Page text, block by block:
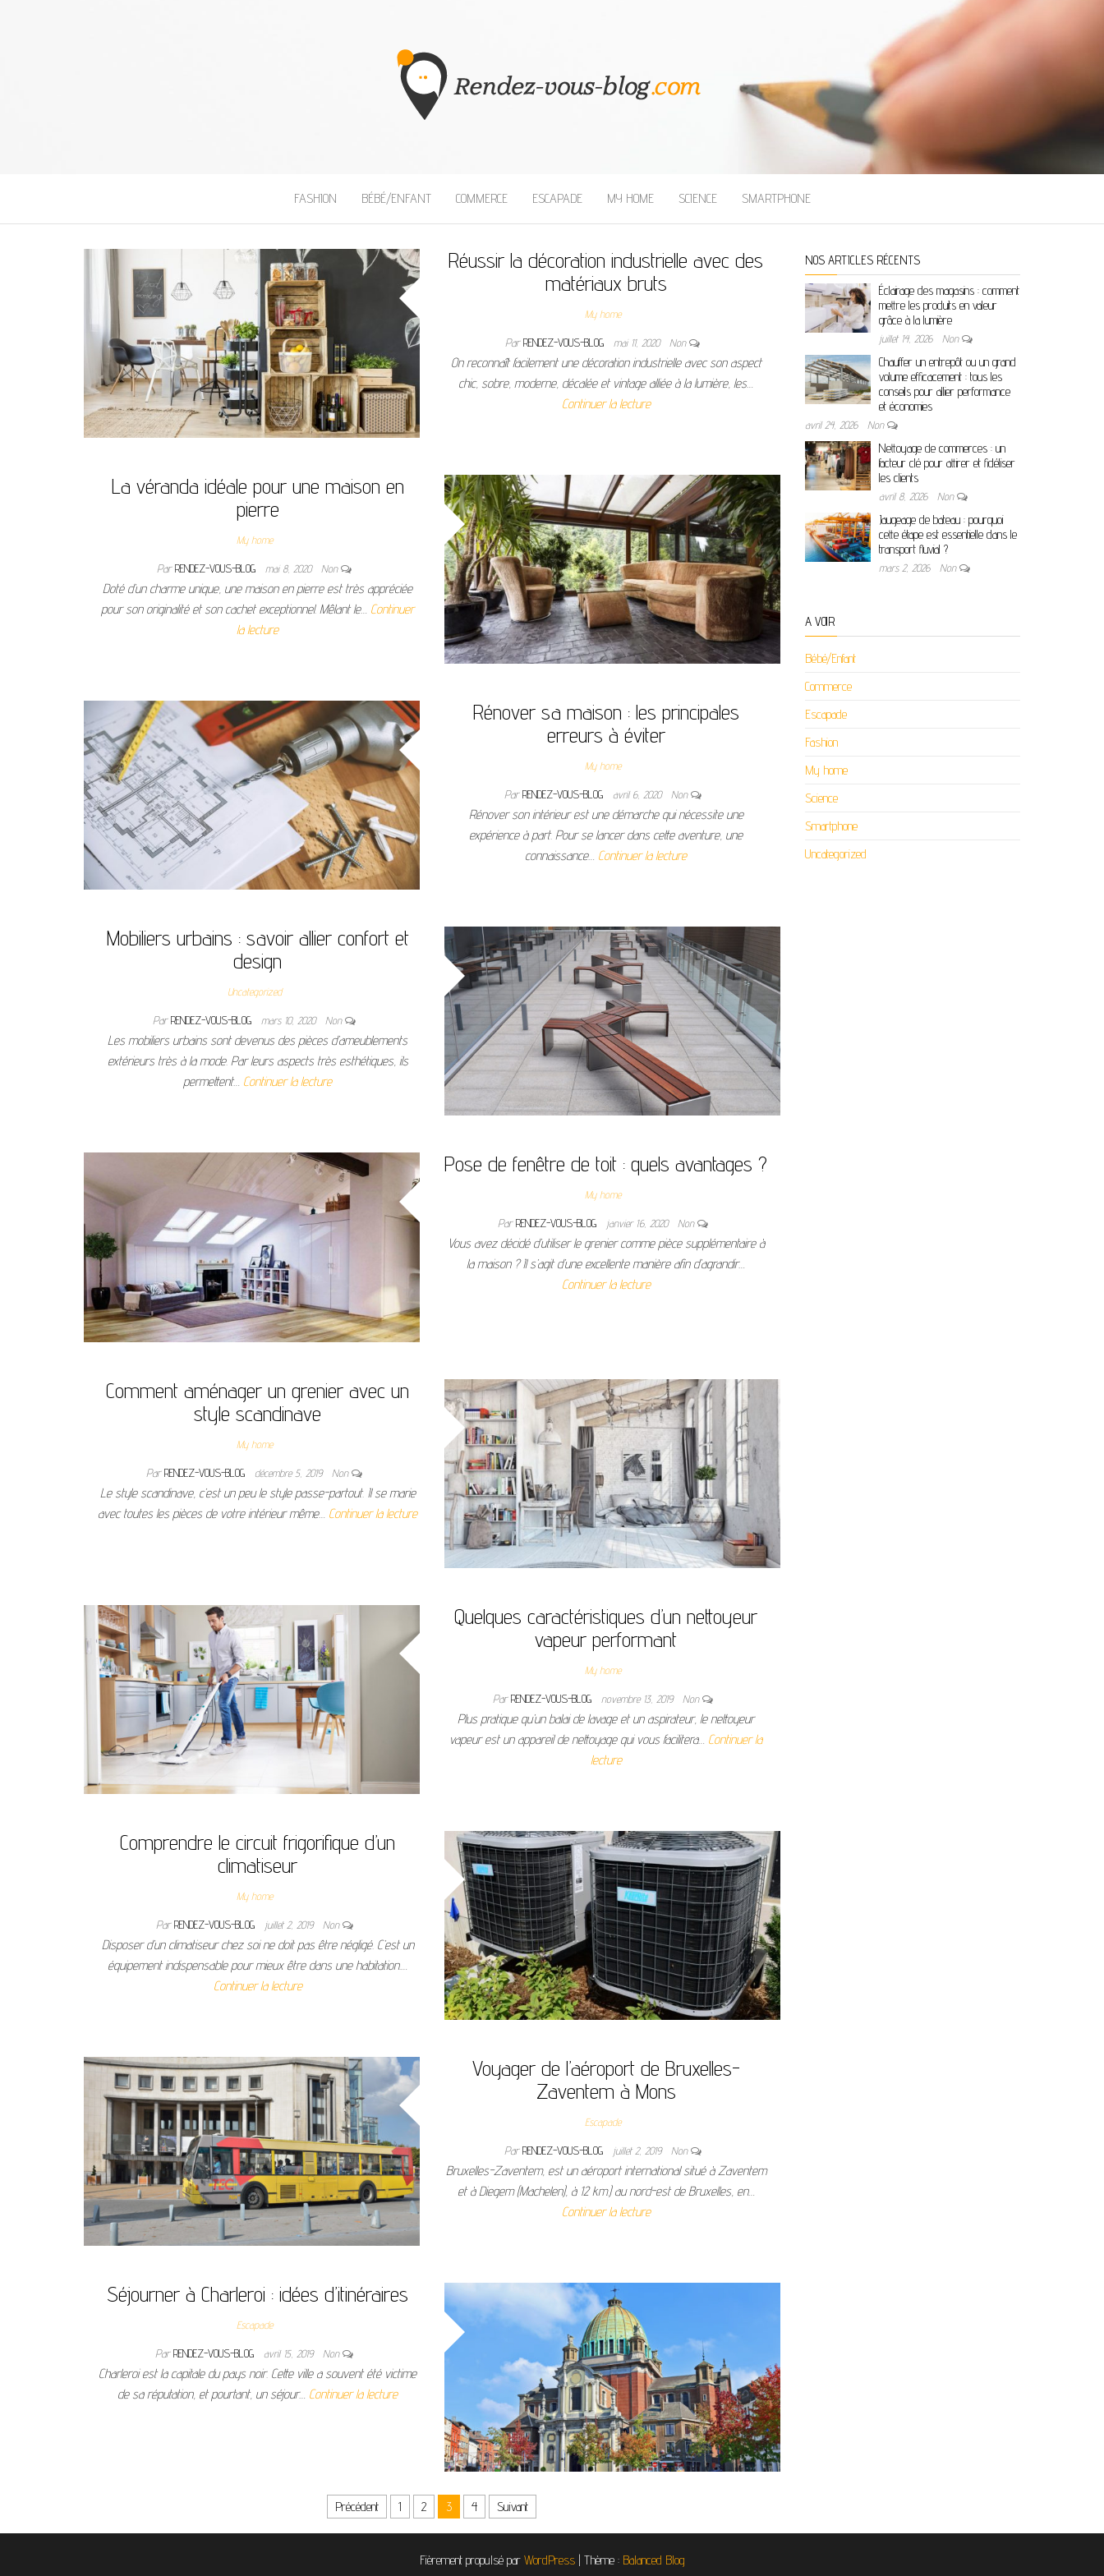
FASHION BÉBÉ/ENFANT COMMERCE ESCAPADE MY HOME SCIENCE SMARTPHONE
Réussir la décoration industrielle avec des
matériaux bruts
My home
ParRENDEZ-VOUS-BLOG mai 11, 2020 Non
On reconnaît facilement une décoration industrielle avec son aspect
chic, sobre, moderne, décalée et vintage alliée à la lumière, les…
Continuer la lecture
La véranda idéale pour une maison en
pierre
My home
ParRENDEZ-VOUS-BLOG mai 8, 2020 Non
Doté d’un charme unique, une maison en pierre est très appréciée
pour son originalité et son cachet exceptionnel. Mêlant le… Continuer
la lecture
Rénover sa maison : les principales
erreurs à éviter
My home
ParRENDEZ-VOUS-BLOG avril 6, 2020 Non
Rénover son intérieur est une démarche qui nécessite une
expérience à part. Pour se lancer dans cette aventure, une
connaissance… Continuer la lecture
Mobiliers urbains : savoir allier confort et
design
Uncategorized
ParRENDEZ-VOUS-BLOG mars 10, 2020 Non
Les mobiliers urbains sont devenus des pièces d’ameublements
extérieurs très à la mode. Par leurs aspects très esthétiques, ils
permettent… Continuer la lecture
Pose de fenêtre de toit : quels avantages ?
My home
ParRENDEZ-VOUS-BLOG janvier 16, 2020 Non
Vous avez décidé d’utiliser le grenier comme pièce supplémentaire à
la maison ? Il s’agit d’une excellente manière afin d’agrandir…
Continuer la lecture
Comment aménager un grenier avec un
style scandinave
My home
ParRENDEZ-VOUS-BLOG décembre 5, 2019 Non
Le style scandinave, c’est un peu le style passe-partout. Il se marie
avec toutes les pièces de votre intérieur même… Continuer la lecture
Quelques caractéristiques d’un nettoyeur
vapeur performant
My home
ParRENDEZ-VOUS-BLOG novembre 13, 2019 Non
Plus pratique qu’un balai de lavage et un aspirateur, le nettoyeur
vapeur est un appareil de nettoyage qui vous facilitera… Continuer la
lecture
Comprendre le circuit frigorifique d’un
climatiseur
My home
ParRENDEZ-VOUS-BLOG juillet 2, 2019 Non
Disposer d’un climatiseur chez soi ne doit pas être négligé. C’est un
équipement indispensable pour mieux être dans une habitation.…
Continuer la lecture
Voyager de l’aéroport de Bruxelles-
Zaventem à Mons
Escapade
ParRENDEZ-VOUS-BLOG juillet 2, 2019 Non
Bruxelles-Zaventem, est un aéroport international situé à Zaventem
et à Diegem (Machelen), à 12 km.) au nord-est de Bruxelles, en…
Continuer la lecture
Séjourner à Charleroi : idées d’itinéraires
Escapade
ParRENDEZ-VOUS-BLOG avril 15, 2019 Non
Charleroi est la capitale du pays noir. Cette ville a souvent été victime
de sa réputation, et pourtant, un séjour… Continuer la lecture
Précédent 1 2 3 4 Suivant
NOS ARTICLES RÉCENTS
Éclairage des magasins : comment
mettre les produits en valeur
grâce à la lumière
juillet 14, 2026 Non
Chauffer un entrepôt ou un grand
volume efficacement : tous les
conseils pour allier performance
et économies
avril 24, 2026 Non
Nettoyage de commerces : un
facteur clé pour attirer et fidéliser
les clients
avril 8, 2026 Non
Jaugeage de bateau : pourquoi
cette étape est essentielle dans le
transport fluvial ?
mars 2, 2026 Non
A VOIR
Bébé/Enfant
Commerce
Escapade
Fashion
My home
Science
Smartphone
Uncategorized
Fièrement propulsé par WordPress | Thème : Balanced Blog